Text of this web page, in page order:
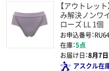
【アウトレッ
み解決ノンワ
ローズ LL 1個
お申込番号：
在庫：5点
お届け日：8月7日
アスクル在